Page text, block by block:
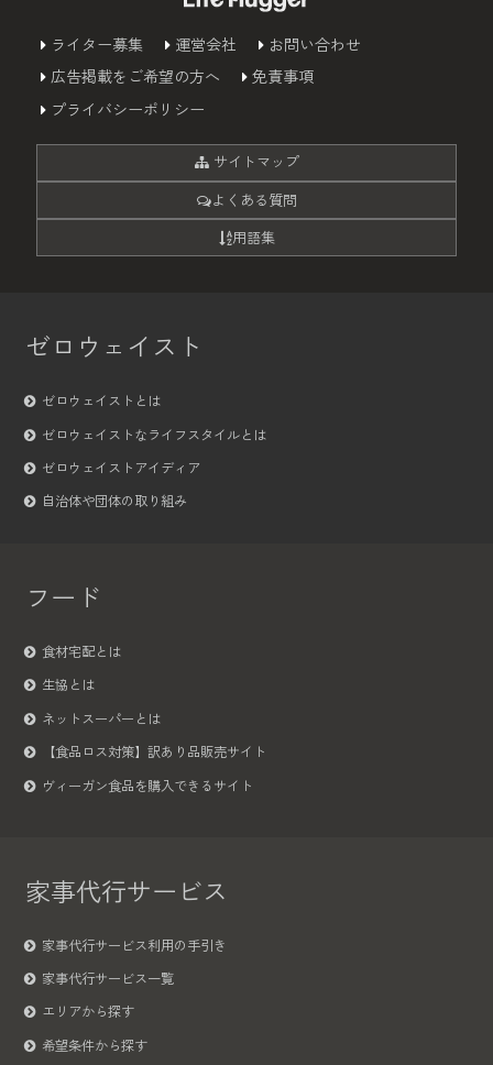
ライター募集 運営会社
お問い合わせ
広告掲載をご希望の方へ
免責事項
プライバシーポリシー
サイトマップ
よくある質問
用語集
ゼロウェイスト
ゼロウェイストとは
ゼロウェイストなライフスタイルとは
ゼロウェイストアイディア
自治体や団体の取り組み
フード
食材宅配とは
生協とは
ネットスーパーとは
【食品ロス対策】訳あり品販売サイト
ヴィーガン食品を購入できるサイト
家事代行サービス
家事代行サービス利用の手引き
家事代行サービス一覧
エリアから探す
希望条件から探す